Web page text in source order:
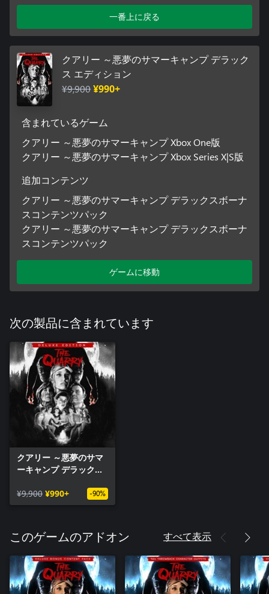
鑑賞できます。お好みの楽しみ方を選び、ゆったり腰を下ろし
てポップコーンでも食べながら、恐ろしいホラーシーンの連続
をお楽しみください！
出演:
CHRIS David Arquette
ABIGAIL Ariel Winter
KAITLYN Brenda Song
NICK Evan Evagora
EMMA Halston Sage
RYAN Justice Smith
DYLAN Miles Robbins
LAURA Siobhan Williams
MAX Skyler Gisondo
JACOB Zach Tinker
BOBBY Ethan Suplee
ELIZA Grace Zabriskie
JEDEDIAH Lance Henriksen
CONSTANCE Lin Shaye
TRAVIS Ted Raimi
* マルチプレイは同世代機間でのみお楽しみいただけます。
一番上に戻る
クアリー ～悪夢のサマーキャンプ デラック
ス エディション
¥9,900¥990+
含まれているゲーム
クアリー ～悪夢のサマーキャンプ Xbox One版
クアリー ～悪夢のサマーキャンプ Xbox Series X|S版
追加コンテンツ
クアリー ～悪夢のサマーキャンプ デラックスボーナ
スコンテンツパック
クアリー ～悪夢のサマーキャンプ デラックスボーナ
スコンテンツパック
ゲームに移動
次の製品に含まれています
クアリー ～悪夢のサマ
ーキャンプ デラックス
¥9,900 ¥990+ -90%
このゲームのアドオン すべて表示